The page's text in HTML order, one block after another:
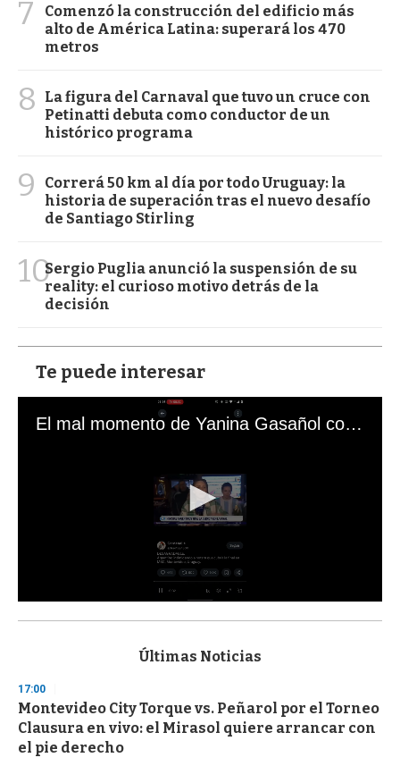
7
Comenzó la construcción del edificio más
alto de América Latina: superará los 470
metros
8
La figura del Carnaval que tuvo un cruce con
Petinatti debuta como conductor de un
histórico programa
9
Correrá 50 km al día por todo Uruguay: la
historia de superación tras el nuevo desafío
de Santiago Stirling
10Sergio Puglia anunció la suspensión de su
reality: el curioso motivo detrás de la
decisión
Te puede interesar
El mal momento de Yanina Gasañol con un hincha argentino en "Subrayado"
s
d
s
o
f
3
Últimas Noticias
17:00
Montevideo City Torque vs. Peñarol por el Torneo
Clausura en vivo: el Mirasol quiere arrancar con
el pie derecho